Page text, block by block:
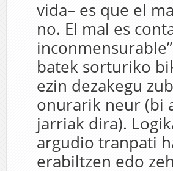
vida– es que el
no. El mal es
batek sorturiko
ezin dezakegu
onurarik neur (bi
jarriak dira).
argudio tranpati
erabiltzen edo